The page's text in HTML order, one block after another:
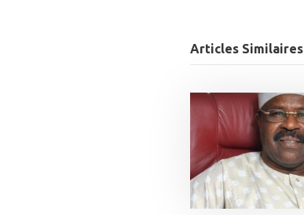
Articles Similaires